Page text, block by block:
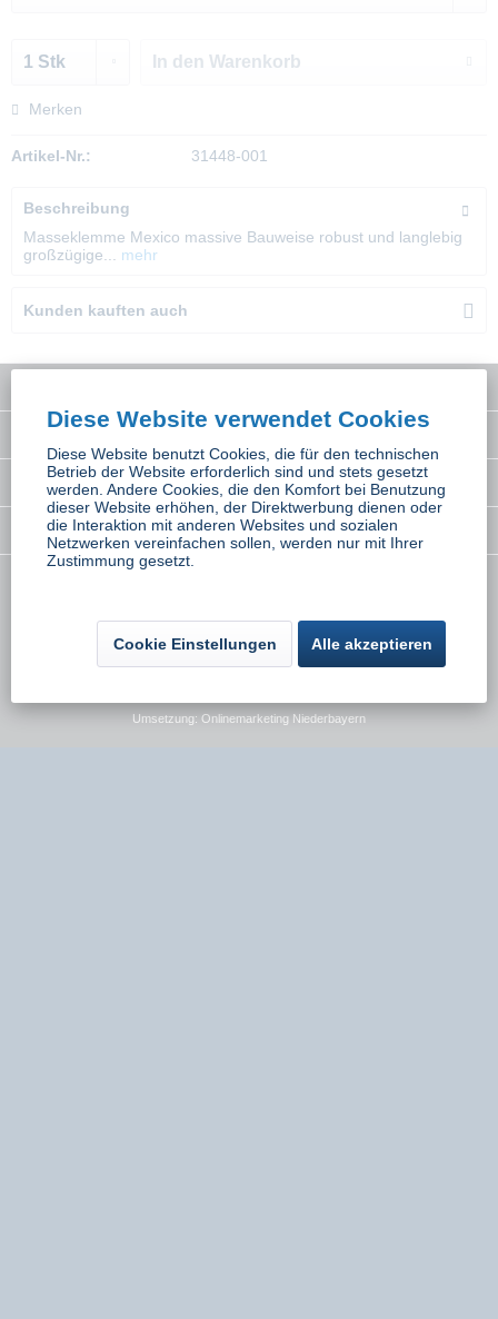
In den Warenkorb
Merken
Artikel-Nr.: 31448-001
Beschreibung
Masseklemme Mexico massive Bauweise robust und langlebig
großzügige...
mehr
Kunden kauften auch
Rechtliches
Newsletter
anders beschrieben
Umsetzung: Onlinemarketing Niederbayern
Diese Website verwendet Cookies
Diese Website benutzt Cookies, die für den technischen
Betrieb der Website erforderlich sind und stets gesetzt
werden. Andere Cookies, die den Komfort bei Benutzung
dieser Website erhöhen, der Direktwerbung dienen oder
die Interaktion mit anderen Websites und sozialen
Netzwerken vereinfachen sollen, werden nur mit Ihrer
Zustimmung gesetzt.
Cookie Einstellungen Alle akzeptieren